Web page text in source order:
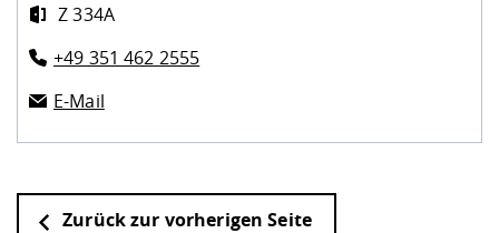
Z 334A
+49 351 462 2555
E-Mail
Zurück zur vorherigen Seite